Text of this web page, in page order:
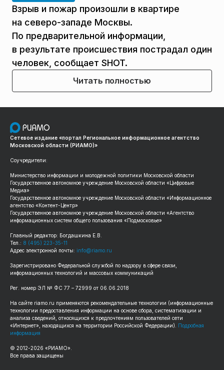
Взрыв и пожар произошли в квартире
на северо-западе Москвы.
По предварительной информации,
в результате происшествия пострадал один
человек, сообщает SHOT.
Читать полностью
Сетевое издание «портал Региональное информационное агентство
Московской области (РИАМО)»
Соучредители:
Министерство информации и молодежной политики Московской области
Государственное автономное учреждение Московской области «Цифровые
Медиа»
Государственное автономное учреждение Московской области «Информационное
агентство «Контент-Центр»
Государственное автономное учреждение Московской области «Агентство
информационных систем общего пользования «Подмосковье»
Главный редактор: Богдашкина Е.В.
Тел.: 8 (495) 223-35-11
Адрес электронной почты: info@riamo.ru
Зарегистрировано Федеральной службой по надзору в сфере связи,
информационных технологий и массовых коммуникаций
Рег. номер ЭЛ № ФС 77 – 72999 от 06.06.2018
На сайте riamo.ru применяются рекомендательные технологии (информационные
технологии предоставления информации на основе сбора, систематизации и
анализа сведений, относящихся к предпочтениям пользователей сети
«Интернет», находящихся на территории Российской Федерации).
Подробная
информация
© 2012-2026 «РИАМО».
Все права защищены